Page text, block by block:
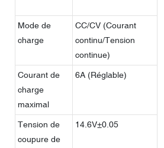
Mode de
charge
CC/CV (Courant
continu/Tension
continue)
Courant de
charge
maximal
6A (Réglable)
Tension de
coupure de
14.6V±0.05